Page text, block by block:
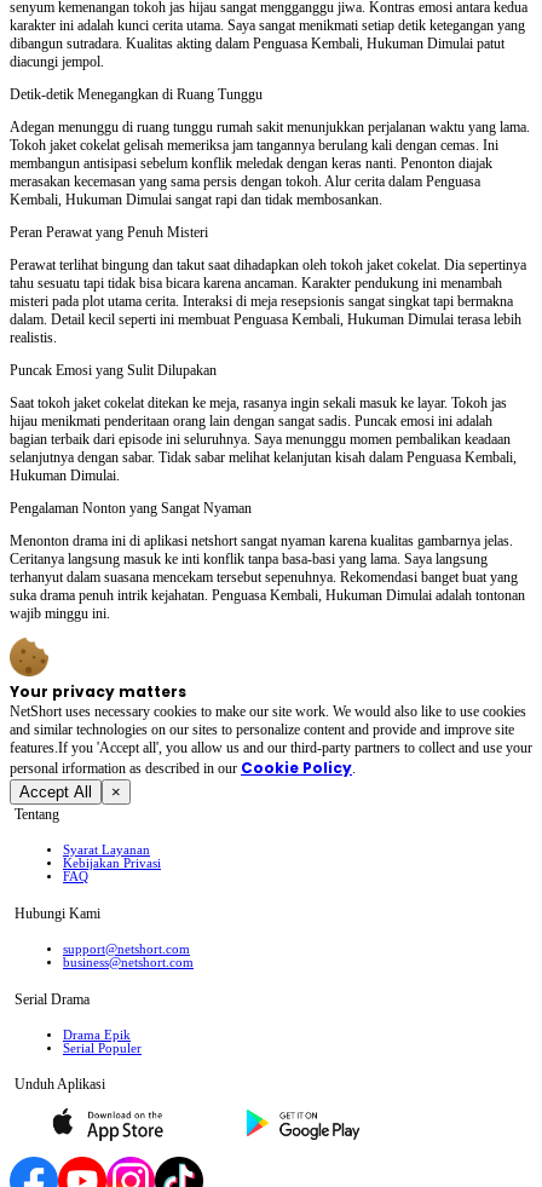
senyum kemenangan tokoh jas hijau sangat mengganggu jiwa. Kontras emosi antara kedua
karakter ini adalah kunci cerita utama. Saya sangat menikmati setiap detik ketegangan yang
dibangun sutradara. Kualitas akting dalam Penguasa Kembali, Hukuman Dimulai patut
diacungi jempol.
Detik-detik Menegangkan di Ruang Tunggu
Adegan menunggu di ruang tunggu rumah sakit menunjukkan perjalanan waktu yang lama.
Tokoh jaket cokelat gelisah memeriksa jam tangannya berulang kali dengan cemas. Ini
membangun antisipasi sebelum konflik meledak dengan keras nanti. Penonton diajak
merasakan kecemasan yang sama persis dengan tokoh. Alur cerita dalam Penguasa
Kembali, Hukuman Dimulai sangat rapi dan tidak membosankan.
Peran Perawat yang Penuh Misteri
Perawat terlihat bingung dan takut saat dihadapkan oleh tokoh jaket cokelat. Dia sepertinya
tahu sesuatu tapi tidak bisa bicara karena ancaman. Karakter pendukung ini menambah
misteri pada plot utama cerita. Interaksi di meja resepsionis sangat singkat tapi bermakna
dalam. Detail kecil seperti ini membuat Penguasa Kembali, Hukuman Dimulai terasa lebih
realistis.
Puncak Emosi yang Sulit Dilupakan
Saat tokoh jaket cokelat ditekan ke meja, rasanya ingin sekali masuk ke layar. Tokoh jas
hijau menikmati penderitaan orang lain dengan sangat sadis. Puncak emosi ini adalah
bagian terbaik dari episode ini seluruhnya. Saya menunggu momen pembalikan keadaan
selanjutnya dengan sabar. Tidak sabar melihat kelanjutan kisah dalam Penguasa Kembali,
Hukuman Dimulai.
Pengalaman Nonton yang Sangat Nyaman
Menonton drama ini di aplikasi netshort sangat nyaman karena kualitas gambarnya jelas.
Ceritanya langsung masuk ke inti konflik tanpa basa-basi yang lama. Saya langsung
terhanyut dalam suasana mencekam tersebut sepenuhnya. Rekomendasi banget buat yang
suka drama penuh intrik kejahatan. Penguasa Kembali, Hukuman Dimulai adalah tontonan
wajib minggu ini.
Your privacy matters
NetShort uses necessary cookies to make our site work. We would also like to use cookies
and similar technologies on our sites to personalize content and provide and improve site
features.If you 'Accept all', you allow us and our third-party partners to collect and use your
personal irformation as described in our Cookie Policy.
Accept All ×
Tentang
Syarat Layanan
Kebijakan Privasi
FAQ
Hubungi Kami
support@netshort.com
business@netshort.com
Serial Drama
Drama Epik
Serial Populer
Unduh Aplikasi